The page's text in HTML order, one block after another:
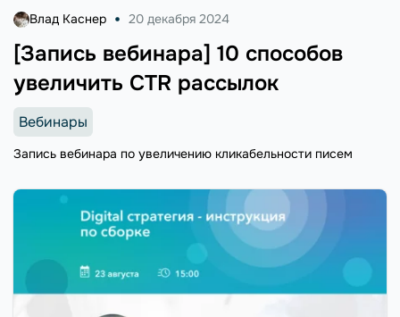
[Запись вебинара] 10 способов
увеличить CTR рассылок
Влад Каснер 20 декабря 2024
Вебинары
Запись вебинара по увеличению кликабельности писем